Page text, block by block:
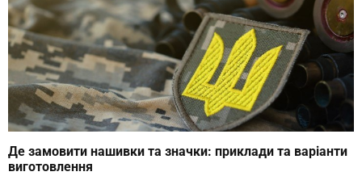
Де замовити нашивки та значки: приклади та варіанти
виготовлення